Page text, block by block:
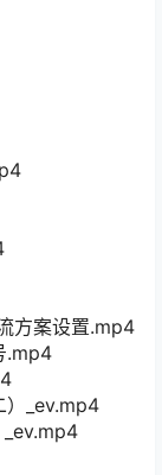
方案设置.mp4
.mp4
）_ev.mp4
_ev.mp4